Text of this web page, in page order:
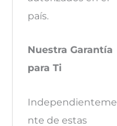
país.
Nuestra Garantía
para Ti
Independienteme
nte de estas